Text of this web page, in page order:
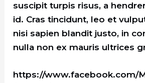
suscipit turpis risus, a
id. Cras tincidunt, leo et
nisi sapien blandit justo, in
nulla non ex mauris ultrices
https://www.facebook.com/